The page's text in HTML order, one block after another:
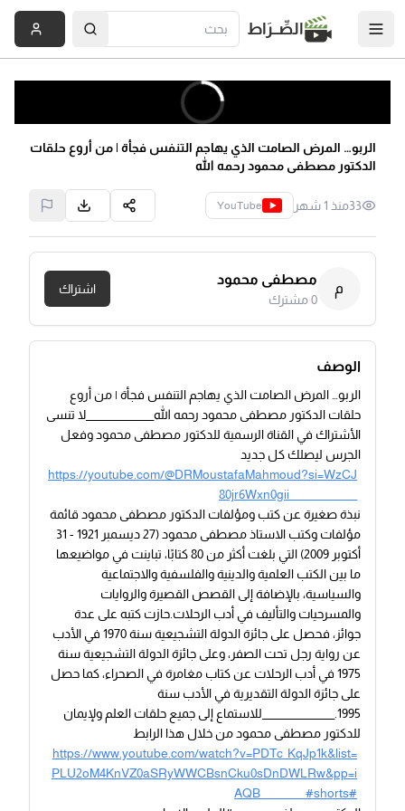
الصِّــرَاط
الربو… المرض الصامت الذي يهاجم التنفس فجأة | من أروع حلقات
الدكتور مصطفى محمود رحمه الله
33منذ 1 شهر YouTube
م
مصطفى محمود
0مشترك
اشتراك
الوصف
الربو… المرض الصامت الذي يهاجم التنفس فجأة | من أروع
حلقات الدكتور مصطفى محمود رحمه الله_______________لا تنسى
الأشتراك في القناة الرسمية للدكتور مصطفى محمود وفعل
الجرس ليصلك كل جديد
https://youtube.com/@DRMoustafaMahmoud?si=WzCJ
80jr6Wxn0gii_______________
نبذة صغيرة عن كتب ومؤلفات الدكتور مصطفى محمود قائمة
مؤلفات وكتب الاستاذ مصطفى محمود (27 ديسمبر 1921 - 31
أكتوبر 2009) التي بلغت أكثر من 80 كتابًا، تباينت في مواضيعها
ما بين الكتب العلمية والدينية والفلسفية والاجتماعية
والسياسية، بالإضافة إلى القصص القصيرة والروايات
والمسرحيات والتأليف في أدب الرحلات.حازت كتبه على عدة
جوائز، فحصل على جائزة الدولة التشجيعية سنة 1970 في الأدب
عن رواية رجل تحت الصفر، وعلى جائزة الدولة التشجيعية سنة
1975 في أدب الرحلات عن كتاب مغامرة في الصحراء، كما حصل
على جائزة الدولة التقديرية في الأدب سنة
1995.________________للاستماع إلى جميع حلقات العلم ولإيمان
للدكتور مصطفى محمود من خلال هذا الرابط
https://www.youtube.com/watch?v=PDTc_KqJp1k&list=
PLU2oM4KnVZ0aSRyWWCBsnCku0sDnDWLRw&pp=i
AQB__________#shorts#